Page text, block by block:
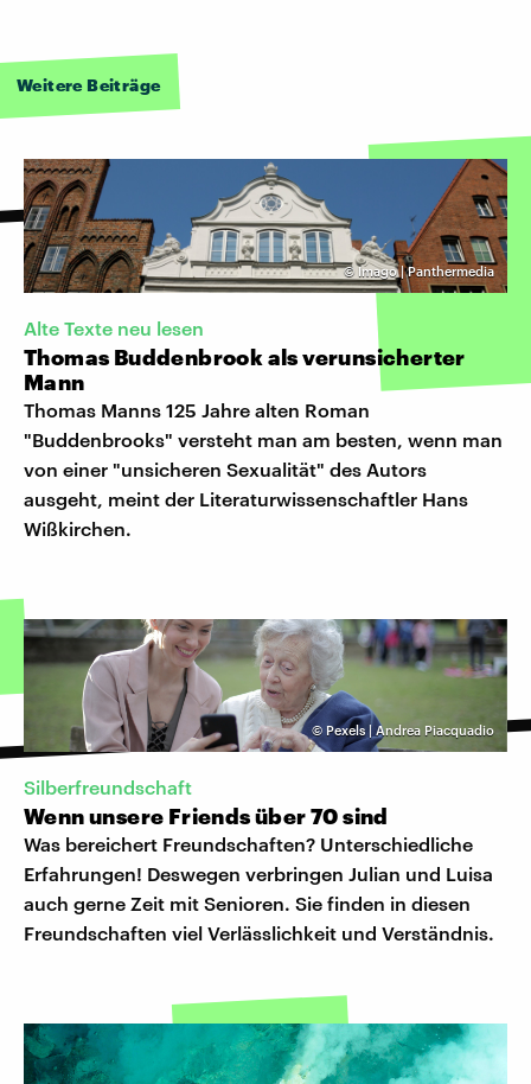
Weitere Beiträge
© Imago | Panthermedia
Alte Texte neu lesen
Thomas Buddenbrook als verunsicherter
Mann
Thomas Manns 125 Jahre alten Roman
"Buddenbrooks" versteht man am besten, wenn man
von einer "unsicheren Sexualität" des Autors
ausgeht, meint der Literaturwissenschaftler Hans
Wißkirchen.
© Pexels | Andrea Piacquadio
Silberfreundschaft
Wenn unsere Friends über 70 sind
Was bereichert Freundschaften? Unterschiedliche
Erfahrungen! Deswegen verbringen Julian und Luisa
auch gerne Zeit mit Senioren. Sie finden in diesen
Freundschaften viel Verlässlichkeit und Verständnis.